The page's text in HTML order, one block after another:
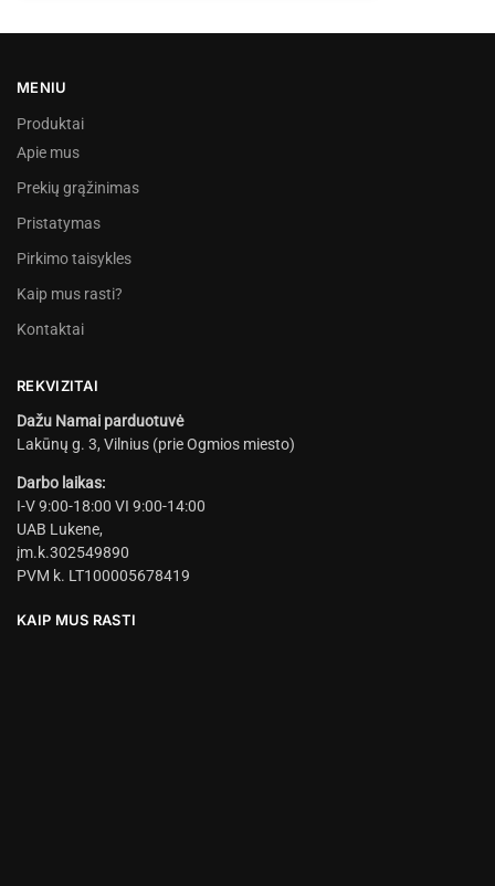
MENIU
Produktai
Apie mus
Prekių grąžinimas
Pristatymas
Pirkimo taisykles
Kaip mus rasti?
Kontaktai
REKVIZITAI
Dažu Namai parduotuvė
Lakūnų g. 3, Vilnius (prie Ogmios miesto)
Darbo laikas:
I-V 9:00-18:00 VI 9:00-14:00
UAB Lukene,
įm.k.302549890
PVM k. LT100005678419
KAIP MUS RASTI